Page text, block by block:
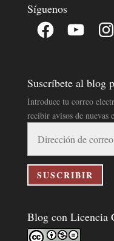
Síguenos
Facebook YouTube
Suscríbete al blog
Introduce tu correo
recibir avisos de nuevas
correo
electrónico
SUSCRIBIR
Blog con Licencia